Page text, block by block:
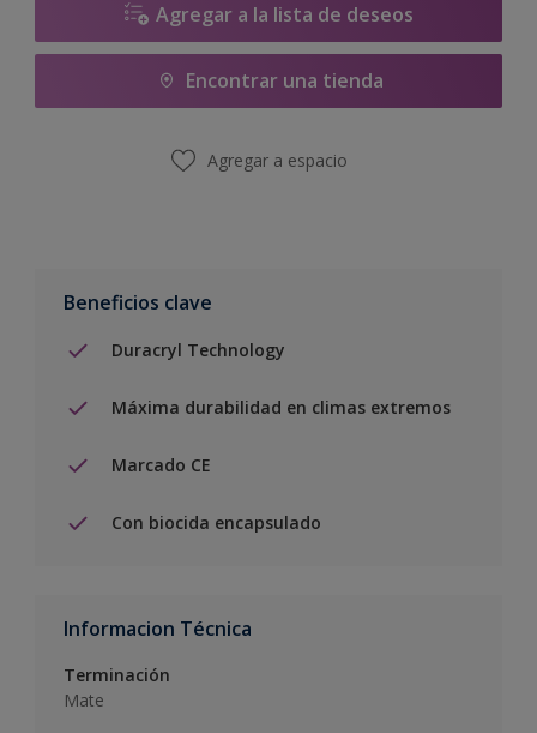
Agregar a la lista de deseos
Encontrar una tienda
Agregar a espacio
Beneficios clave
Duracryl Technology
Máxima durabilidad en climas extremos
Marcado CE
Con biocida encapsulado
Informacion Técnica
Terminación
Mate